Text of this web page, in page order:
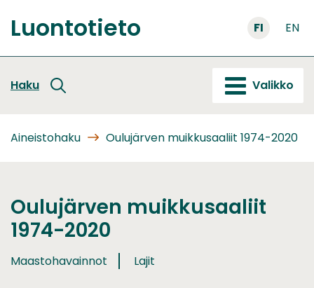
sisältöön
Etusivu
Luontotieto FI EN
Haku Valikko
Aineistohaku Oulujärven muikkusaaliit 1974-2020
Oulujärven muikkusaaliit
1974-2020
Maastohavainnot Lajit